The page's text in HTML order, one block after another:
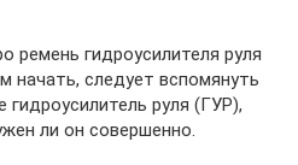
ремень гидроусилителя руля
начать, следует вспомянуть
руля (ГУР),
ли он совершенно.